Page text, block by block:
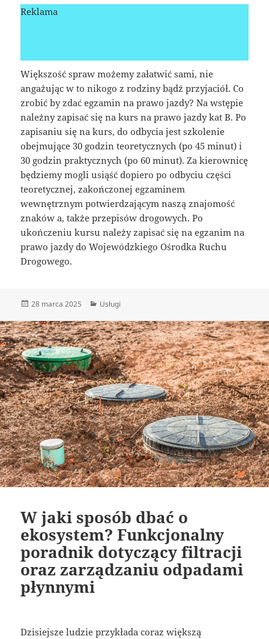
Reklama
Większość spraw możemy załatwić sami, nie
angażując w to nikogo z rodziny bądź przyjaciół. Co
zrobić by zdać egzamin na prawo jazdy? Na wstępie
należny zapisać się na kurs na prawo jazdy kat B. Po
zapisaniu się na kurs, do odbycia jest szkolenie
obejmujące 30 godzin teoretycznych (po 45 minut) i
30 godzin praktycznych (po 60 minut). Za kierownicę
będziemy mogli usiąść dopiero po odbyciu części
teoretycznej, zakończonej egzaminem
wewnętrznym potwierdzającym naszą znajomość
znaków a, także przepisów drogowych. Po
ukończeniu kursu należy zapisać się na egzanim na
prawo jazdy do Wojewódzkiego Ośrodka Ruchu
Drogowego.
Data
28 marca 2025 Kategorie
Usługi
W jaki sposób dbać o
ekosystem? Funkcjonalny
poradnik dotyczący filtracji
oraz zarządzaniu odpadami
płynnymi
Dzisiejsze ludzie przykłada coraz większą